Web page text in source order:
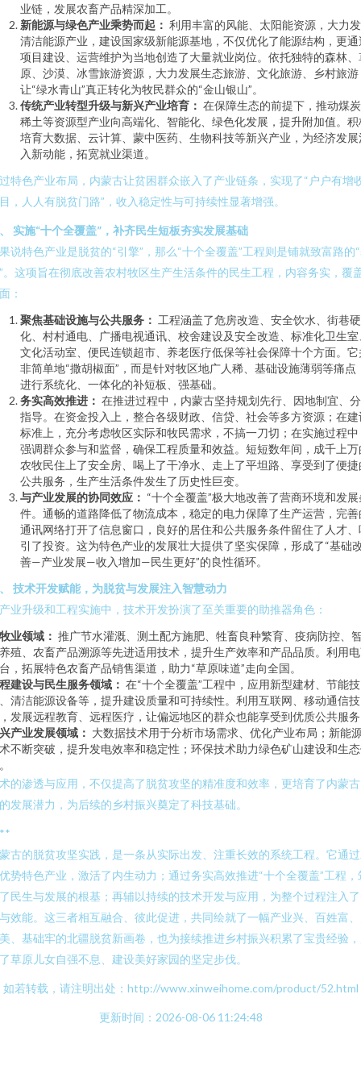
业链，发展农畜产品精深加工。
新能源与绿色产业乘势而起： 利用丰富的风能、太阳能资源，大力
清洁能源产业，建设国家级新能源基地，不仅优化了能源结构，更通
项目建设、运营维护为当地创造了大量就业岗位。依托独特的森林、
原、沙漠、冰雪旅游资源，大力发展生态旅游、文化旅游、乡村旅游
让“绿水青山”真正转化为牧民群众的“金山银山”。
传统产业转型升级与新兴产业培育： 在保障生态的前提下，推动煤
稀土等资源型产业向高端化、智能化、绿色化发展，提升附加值。积
培育大数据、云计算、蒙中医药、生物科技等新兴产业，为经济发展
入新动能，拓宽就业渠道。
特色产业布局，内蒙古让贫困群众嵌入了产业链条，实现了“户户有增
，人人有脱贫门路”，收入稳定性与可持续性显著增强。
实施“十个全覆盖”，补齐民生短板夯实发展基础
说特色产业是脱贫的“引擎”，那么“十个全覆盖”工程则是铺就致富路的
。这项旨在彻底改善农村牧区生产生活条件的民生工程，内容务实，覆
：
聚焦基础设施与公共服务： 工程涵盖了危房改造、安全饮水、街巷硬
化、村村通电、广播电视通讯、校舍建设及安全改造、标准化卫生室
文化活动室、便民连锁超市、养老医疗低保等社会保障十个方面。它
非简单地“撒胡椒面”，而是针对牧区地广人稀、基础设施薄弱等痛点
进行系统化、一体化的补短板、强基础。
务实高效推进： 在推进过程中，内蒙古坚持规划先行、因地制宜、
指导。在资金投入上，整合各级财政、信贷、社会等多方资源；在建
标准上，充分考虑牧区实际和牧民需求，不搞一刀切；在实施过程中
强调群众参与和监督，确保工程质量和效益。短短数年间，成千上万
农牧民住上了安全房、喝上了干净水、走上了平坦路、享受到了便捷
公共服务，生产生活条件发生了历史性巨变。
与产业发展的协同效应： “十个全覆盖”极大地改善了营商环境和发
件。通畅的道路降低了物流成本，稳定的电力保障了生产运营，完善
通讯网络打开了信息窗口，良好的居住和公共服务条件留住了人才、
引了投资。这为特色产业的发展壮大提供了坚实保障，形成了“基础
善—产业发展—收入增加—民生更好”的良性循环。
技术开发赋能，为脱贫与发展注入智慧动力
业升级和工程实施中，技术开发扮演了至关重要的助推器角色：
业领域： 推广节水灌溉、测土配方施肥、牲畜良种繁育、疫病防控、
殖、农畜产品溯源等先进适用技术，提升生产效率和产品品质。利用
，拓展特色农畜产品销售渠道，助力“草原味道”走向全国。
建设与民生服务领域： 在“十个全覆盖”工程中，应用新型建材、节能技
清洁能源设备等，提升建设质量和可持续性。利用互联网、移动通信技
发展远程教育、远程医疗，让偏远地区的群众也能享受到优质公共服
产业发展领域： 大数据技术用于分析市场需求、优化产业布局；新能
不断突破，提升发电效率和稳定性；环保技术助力绿色矿山建设和生
的渗透与应用，不仅提高了脱贫攻坚的精准度和效率，更培育了内蒙
发展潜力，为后续的乡村振兴奠定了科技基础。
古的脱贫攻坚实践，是一条从实际出发、注重长效的系统工程。它通
势特色产业，激活了内生动力；通过务实高效推进“十个全覆盖”工程，
民生与发展的根基；再辅以持续的技术开发与应用，为整个过程注入
效能。这三者相互融合、彼此促进，共同绘就了一幅产业兴、百姓富
、基础牢的北疆脱贫新画卷，也为接续推进乡村振兴积累了宝贵经验
草原儿女自强不息、建设美好家园的坚定步伐。
如若转载，请注明出处：http://www.xinweihome.com/product/52.html
更新时间：2026-08-06 11:24:48